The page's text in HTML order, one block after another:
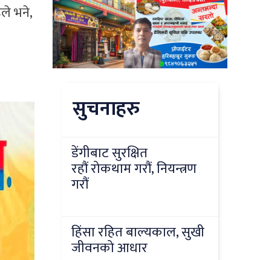
भने,
सुचनाहरु
डेंगीबाट सुरक्षित
रहौं रोकथाम गरौं, नियन्त्रण
गरौं
हिंसा रहित बाल्यकाल, सुखी
जीवनको आधार